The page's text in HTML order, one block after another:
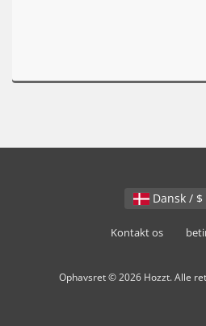
Kontakt os
Ophavsret © 2026 Hozzt. Alle